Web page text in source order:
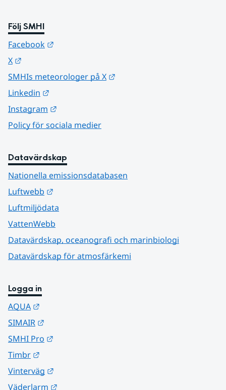
Följ SMHI
Facebook
X
SMHIs meteorologer på X
Linkedin
Instagram
Policy för sociala medier
Datavärdskap
Nationella emissionsdatabasen
Luftwebb
Luftmiljödata
VattenWebb
Datavärdskap, oceanografi och marinbiologi
Datavärdskap för atmosfärkemi
Logga in
AQUA
SIMAIR
SMHI Pro
Timbr
Vinterväg
Väderlarm